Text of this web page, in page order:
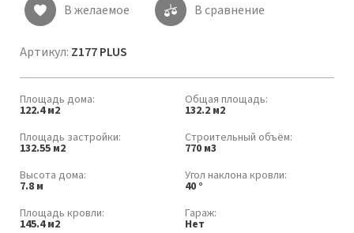
В желаемое В сравнение
Артикул: Z177 PLUS
Площадь дома:
122.4 м2
Общая площадь:
132.2 м2
Площадь застройки:
132.55 м2
Строительный объём:
770 м3
Высота дома:
7.8 м
Угол наклона кровли:
40 °
Площадь кровли:
145.4 м2
Гараж:
Нет